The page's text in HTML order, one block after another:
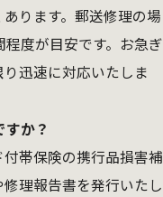
ります。郵送修理の場
度が目安です。お急ぎ
迅速に対応いたしま
か？
帯保険の携行品損害補
理報告書を発行いたし